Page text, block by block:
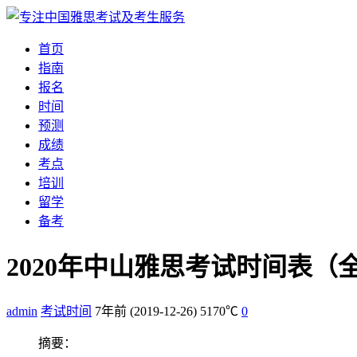
首页
指南
报名
时间
预测
成绩
考点
培训
留学
备考
2020年中山雅思考试时间表（
admin 考试时间 7年前 (2019-12-26) 5170℃ 0
摘要：